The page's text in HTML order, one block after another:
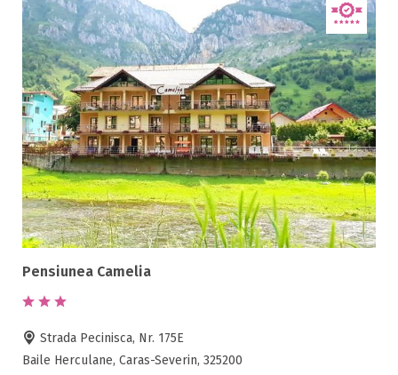
Pensiunea Camelia
Strada Pecinisca, Nr. 175E
Baile Herculane, Caras-Severin, 325200